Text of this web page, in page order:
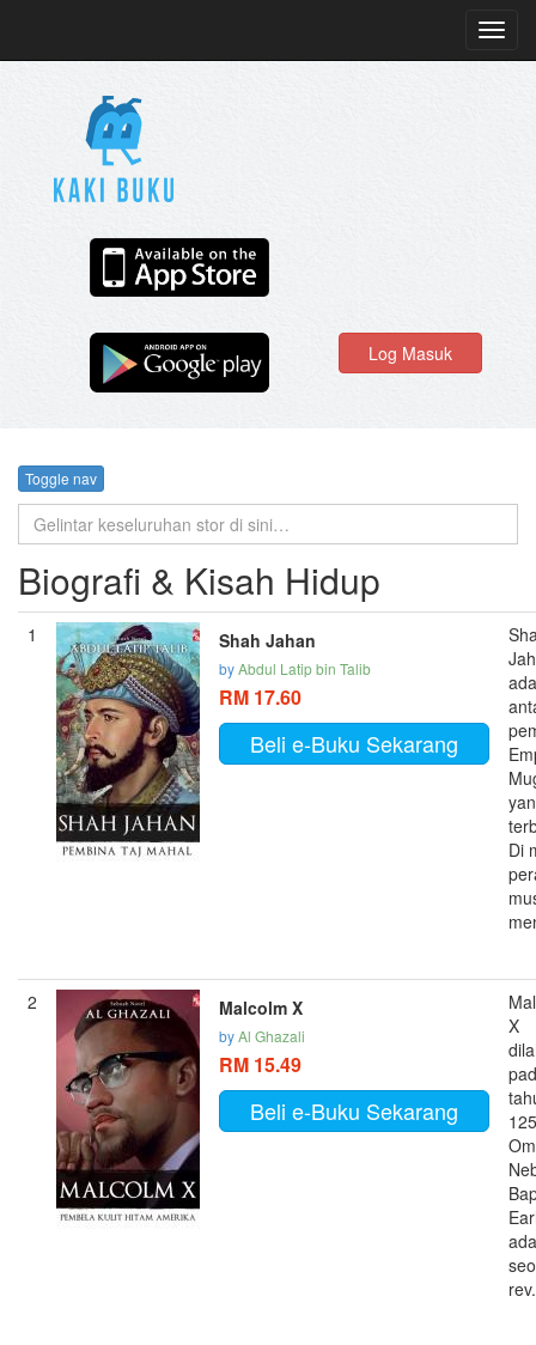
Log Masuk
Toggle nav
Biografi & Kisah Hidup
1 Shah Jahan
byAbdul Latip bin Talib
RM 17.60
Beli e-Buku Sekarang
Di
2 Malcolm X
byAl Ghazali
RM 15.49
Beli e-Buku Sekarang
X